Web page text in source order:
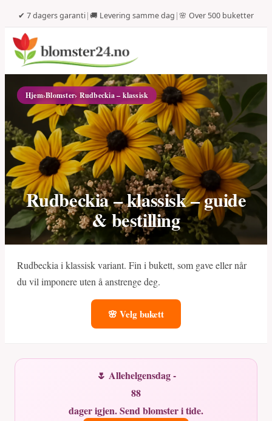
✔ 7 dagers garanti|🚚 Levering samme dag |🌸 Over 500 buketter
Hjem›Blomster› Rudbeckia – klassisk
Rudbeckia – klassisk – guide
& bestilling
Rudbeckia i klassisk variant. Fin i bukett, som gave eller når
du vil imponere uten å anstrenge deg.
🌸 Velg bukett
🌷 Allehelgensdag -
88
dager igjen. Send blomster i tide.